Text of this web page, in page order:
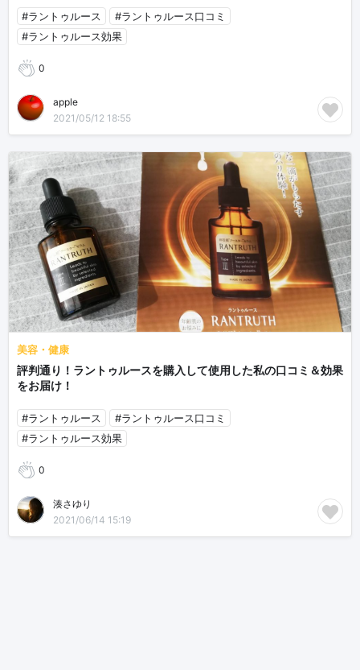
#ラントゥルース
#ラントゥルース口コミ
#ラントゥルース効果
0
apple
2021/05/12 18:55
美容・健康
評判通り！ラントゥルースを購入して使用した私の口コミ＆効果
をお届け！
#ラントゥルース
#ラントゥルース口コミ
#ラントゥルース効果
0
湊さゆり
2021/06/14 15:19